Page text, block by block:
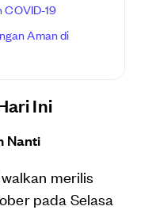
COVID-19
Aman di
Ini
Nanti
merilis
pada Selasa